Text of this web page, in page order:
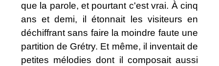
que la parole, et pourtant c'est vrai. À cinq
ans et demi, il étonnait les visiteurs en
déchiffrant sans faire la moindre faute une
partition de Grétry. Et même, il inventait de
petites mélodies dont il composait aussi